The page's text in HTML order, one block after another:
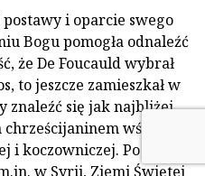
i oparcie swego
Bogu pomogła odnaleźć
że De Foucauld wybrał
to jeszcze zamieszkał w
znaleźć się jak najbliżej
wśród
i koczowniczej. Po latach
w Syrii, Ziemi Świętej